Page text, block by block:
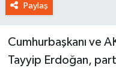
Paylaş
Cumhurbaşkanı ve
Tayyip Erdoğan,